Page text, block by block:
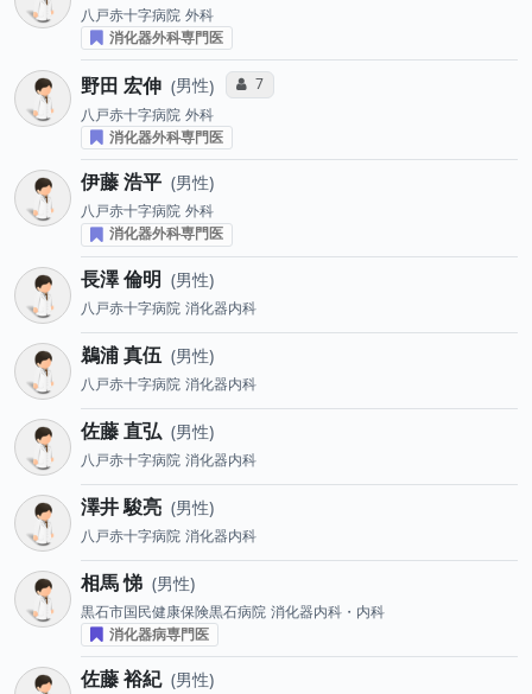
八戸赤十字病院 外科
消化器外科専門医
野田 宏伸 男性 コミュニケーション・タイプ投票数
7
八戸赤十字病院 外科
消化器外科専門医
伊藤 浩平 男性
八戸赤十字病院 外科
消化器外科専門医
長澤 倫明 男性
八戸赤十字病院 消化器内科
鵜浦 真伍 男性
八戸赤十字病院 消化器内科
佐藤 直弘 男性
八戸赤十字病院 消化器内科
澤井 駿亮 男性
八戸赤十字病院 消化器内科
相馬 悌 男性
黒石市国民健康保険黒石病院 消化器内科・内科
消化器病専門医
佐藤 裕紀 男性